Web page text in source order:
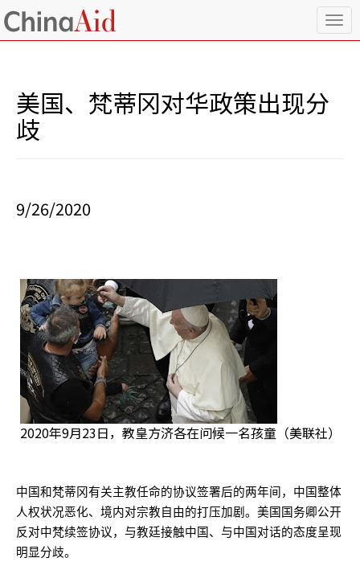
T
o
美国、梵蒂冈对华政策出现分
歧
9/26/2020
2020年9月23日，教皇方济各在问候一名孩童（美联社）
中国和梵蒂冈有关主教任命的协议签署后的两年间，中国整体
人权状况恶化、境内对宗教自由的打压加剧。美国国务卿公开
反对中梵续签协议，与教廷接触中国、与中国对话的态度呈现
明显分歧。